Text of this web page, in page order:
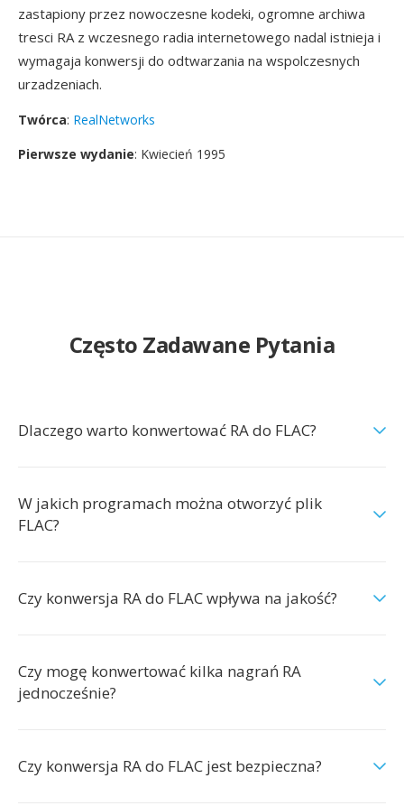
zastapiony przez nowoczesne kodeki, ogromne archiwa
tresci RA z wczesnego radia internetowego nadal istnieja i
wymagaja konwersji do odtwarzania na wspolczesnych
urzadzeniach.
Twórca: RealNetworks
Pierwsze wydanie: Kwiecień 1995
Często Zadawane Pytania
Dlaczego warto konwertować RA do FLAC?
W jakich programach można otworzyć plik
FLAC?
Czy konwersja RA do FLAC wpływa na jakość?
Czy mogę konwertować kilka nagrań RA
jednocześnie?
Czy konwersja RA do FLAC jest bezpieczna?